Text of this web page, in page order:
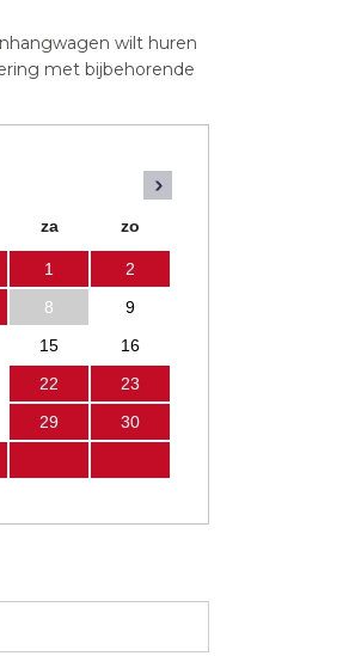
wilt huren
met bijbehorende
za zo
1
2
8
9
15
16
22
23
29
30